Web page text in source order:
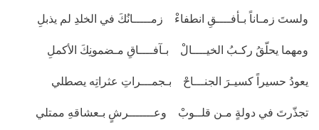
ولستَ زمـاناً بـأفــــقِ انطفاءْ زمـــــانُكَ في الخلدِ لم يذبلِ
ومهما يحلّقُ ركـبُ الخيــــالْ بـآفــــاقِ مـضمونِكَ الأكملِ
يعودُ حسيراً كسيـرَ الجنـــاحْ بـجمـــراتِ عثراتِه يصطلي
تجذّرتَ في دولةٍ مـن قلــوبْ وعـــــــرشٍ بـعشاقهِ ممتلي